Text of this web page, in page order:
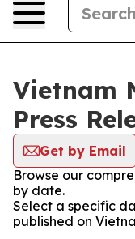
Vietnam
Press
Get by Email
Browse our
by date.
Select a specific
published on